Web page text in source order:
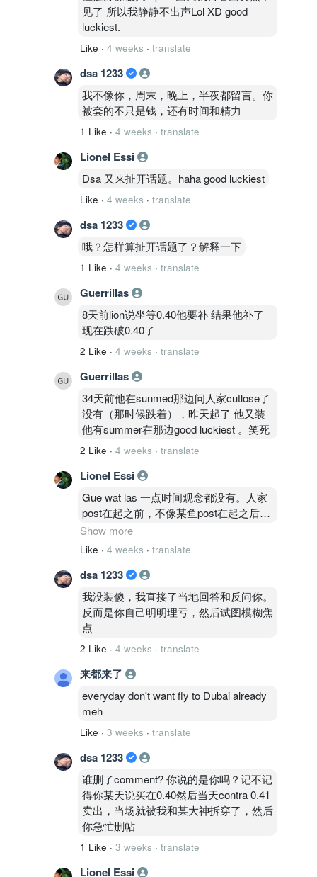
见了 所以我静静不出声Lol XD good
luckiest.
Like · 4 weeks · translate
dsa 1233
我不像你，周末，晚上，半夜都留言。你
被套的不只是钱，还有时间和精力
1 Like · 4 weeks · translate
Lionel Essi
Dsa 又来扯开话题。haha good luckiest
Like · 4 weeks · translate
dsa 1233
哦？怎样算扯开话题了？解释一下
1 Like · 4 weeks · translate
Guerrillas
8天前lion说坐等0.40他要补 结果他补了
现在跌破0.40了
2 Like · 4 weeks · translate
Guerrillas
34天前他在sunmed那边问人家cutlose了
没有（那时候跌着），昨天起了 他又装
他有summer在那边good luckiest 。笑死
2 Like · 4 weeks · translate
Lionel Essi
Gue wat las 一点时间观念都没有。人家
post在起之前，不像某鱼post在起之后。
马后大炮那么明显haha
还有你们两个互相给like是吗。偶尔需要
拯救散户们来打救？ haha good luckiest
Show more
Like · 4 weeks · translate
dsa 1233
我没装傻，我直接了当地回答和反问你。
反而是你自己明明理亏，然后试图模糊焦
点
2 Like · 4 weeks · translate
来都来了
everyday don't want fly to Dubai already
meh
Like · 3 weeks · translate
dsa 1233
谁删了comment? 你说的是你吗？记不记
得你某天说买在0.40然后当天contra 0.41
卖出，当场就被我和某大神拆穿了，然后
你急忙删帖
1 Like · 3 weeks · translate
Lionel Essi